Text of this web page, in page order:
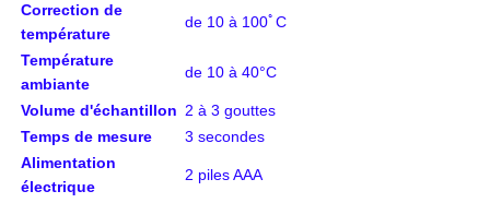
Correction de
température
de 10 à 100ﾟC
Température
ambiante
de 10 à 40°C
Volume d'échantillon 2 à 3 gouttes
Temps de mesure
3 secondes
Alimentation
électrique
2 piles AAA